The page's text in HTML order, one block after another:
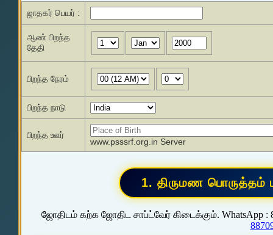
ஜாதகர் பெயர் :
ஆண் பிறந்த
தேதி
பிறந்த நேரம்
பிறந்த நாடு
பிறந்த ஊர்
www.psssrf.org.in Server
ஜோதிடம் கற்க ஜோதிட சாப்ட்வேர் கிடைக்கும். WhatsApp :